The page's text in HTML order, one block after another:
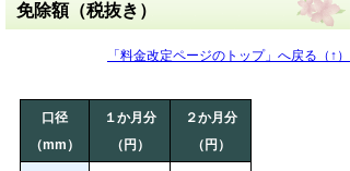
免除額（税抜き）
「料金改定ページのトップ」へ戻る（↑）
口径
（mm）
１か月分
（円）
２か月分
（円）